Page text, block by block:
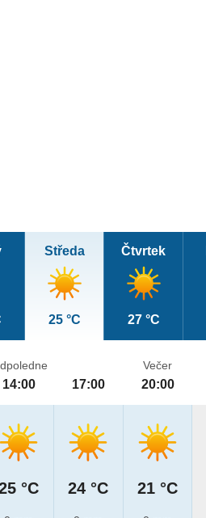
Středa
25 °C
Čtvrtek
27 °C
14:00
°C
17:00
24 °C
Večer
20:00
21 °C